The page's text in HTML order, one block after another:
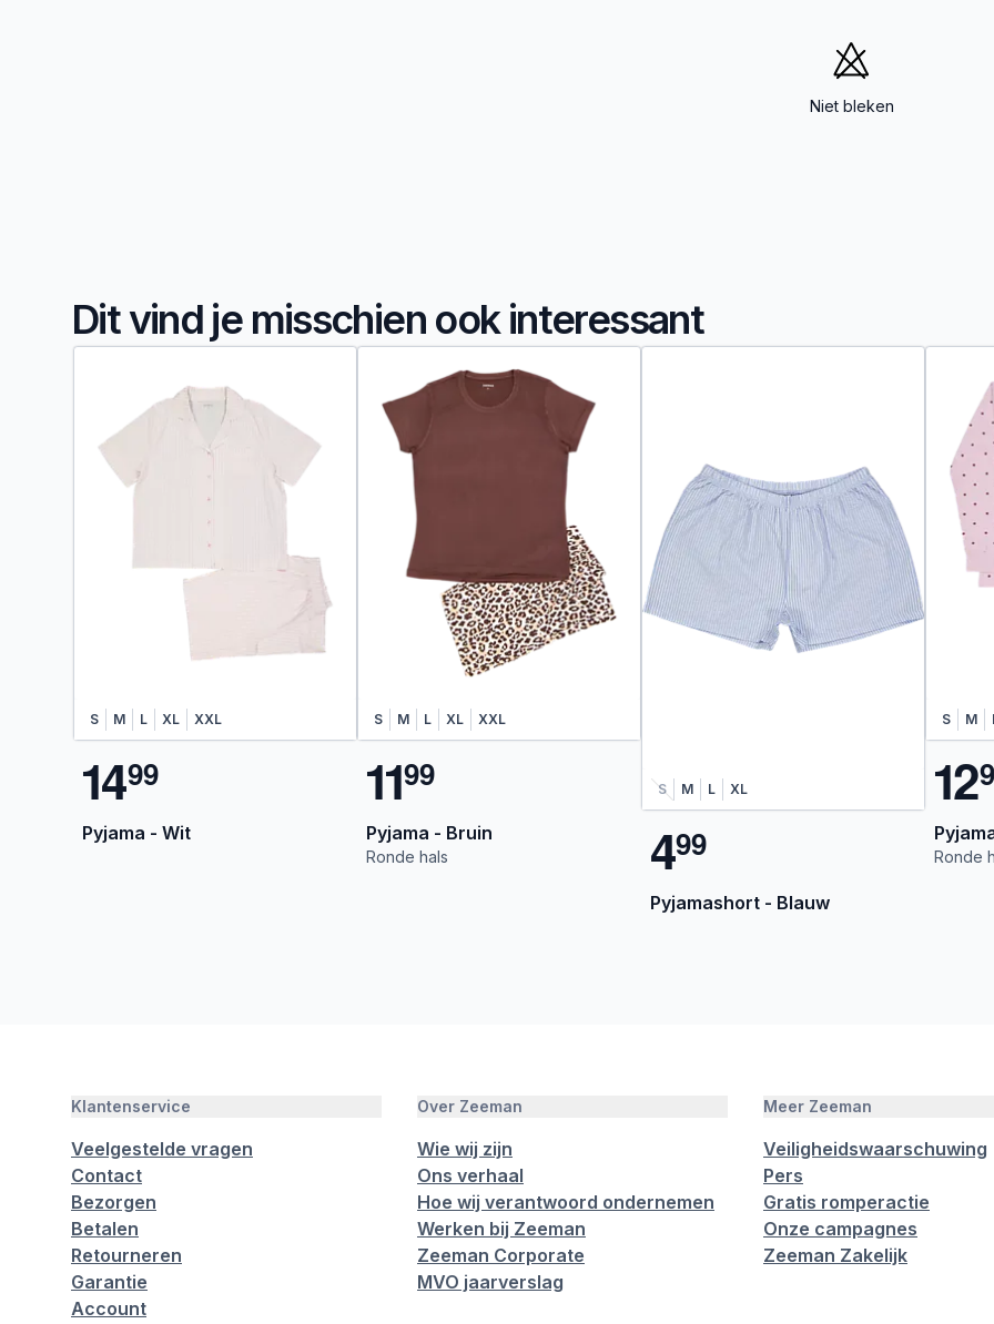
Niet bleken
Dit vind je misschien ook interessant
S M L XL XXL
1499
Pyjama - Wit
S M L XL XXL
1199
Pyjama - Bruin
Ronde hals
S M L XL
499
Pyjamashort - Blauw
S M
129
Ronde
Klantenservice
Veelgestelde vragen
Contact
Bezorgen
Betalen
Retourneren
Garantie
Account
Over Zeeman
Wie wij zijn
Ons verhaal
Hoe wij verantwoord ondernemen
Werken bij Zeeman
Zeeman Corporate
MVO jaarverslag
Meer Zeeman
Veiligheidswaarschuwing
Pers
Gratis romperactie
Onze campagnes
Zeeman Zakelijk